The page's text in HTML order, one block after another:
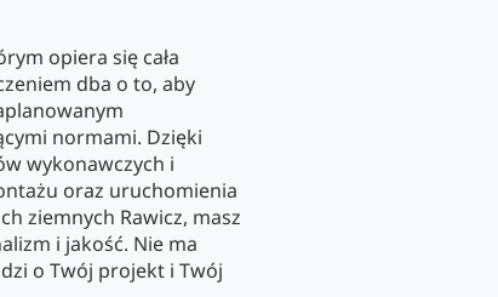
opiera się cała
dba o to, aby
normami. Dzięki
wykonawczych i
oraz uruchomienia
ziemnych Rawicz, masz
i jakość. Nie ma
o Twój projekt i Twój